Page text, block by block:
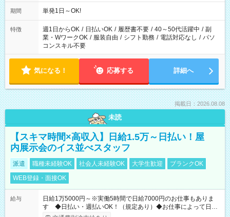
期間 単発1日～OK!
特徴 週1日からOK / 日払いOK / 履歴書不要 / 40～50代活躍中 / 副
業・WワークOK / 服装自由 / シフト勤務 / 電話対応なし / パソ
コンスキル不要
気になる！ 応募する 詳細へ
掲載日：2026.08.08
未読
【スキマ時間×高収入】日給1.5万～日払い！屋
内展示会のイス並べスタッフ
派遣 職種未経験OK 社会人未経験OK 大学生歓迎
ブランクOK
WEB登録・面接OK
給与
日給1万5000円～※実働5時間で日給7000円のお仕事もありま
す ◆日払い・週払いOK！（規定あり）◆お仕事によって日給
も異なります